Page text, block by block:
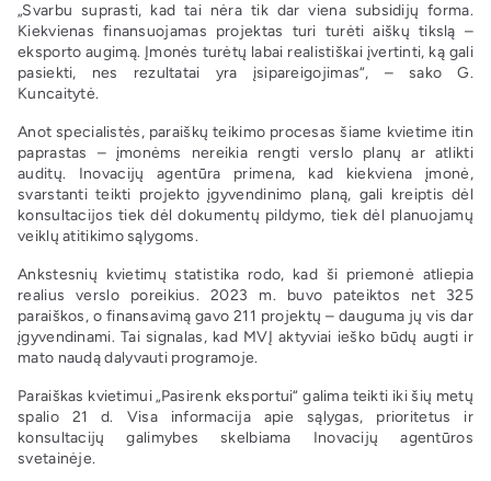
„Svarbu suprasti, kad tai nėra tik dar viena subsidijų forma.
Kiekvienas finansuojamas projektas turi turėti aiškų tikslą –
eksporto augimą. Įmonės turėtų labai realistiškai įvertinti, ką gali
pasiekti, nes rezultatai yra įsipareigojimas“, – sako G.
Kuncaitytė.
Anot specialistės, paraiškų teikimo procesas šiame kvietime itin
paprastas – įmonėms nereikia rengti verslo planų ar atlikti
auditų. Inovacijų agentūra primena, kad kiekviena įmonė,
svarstanti teikti projekto įgyvendinimo planą, gali kreiptis dėl
konsultacijos tiek dėl dokumentų pildymo, tiek dėl planuojamų
veiklų atitikimo sąlygoms.
Ankstesnių kvietimų statistika rodo, kad ši priemonė atliepia
realius verslo poreikius. 2023 m. buvo pateiktos net 325
paraiškos, o finansavimą gavo 211 projektų – dauguma jų vis dar
įgyvendinami. Tai signalas, kad MVĮ aktyviai ieško būdų augti ir
mato naudą dalyvauti programoje.
Paraiškas kvietimui „Pasirenk eksportui“ galima teikti iki šių metų
spalio 21 d. Visa informacija apie sąlygas, prioritetus ir
konsultacijų galimybes skelbiama Inovacijų agentūros
svetainėje.